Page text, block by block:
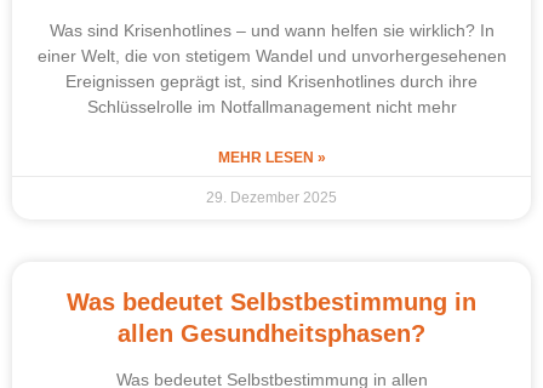
Was sind Krisenhotlines – und wann helfen sie wirklich? In
einer Welt, die von stetigem Wandel und unvorhergesehenen
Ereignissen geprägt ist, sind Krisenhotlines durch ihre
Schlüsselrolle im Notfallmanagement nicht mehr
MEHR LESEN »
29. Dezember 2025
Was bedeutet Selbstbestimmung in
allen Gesundheitsphasen?
Was bedeutet Selbstbestimmung in allen